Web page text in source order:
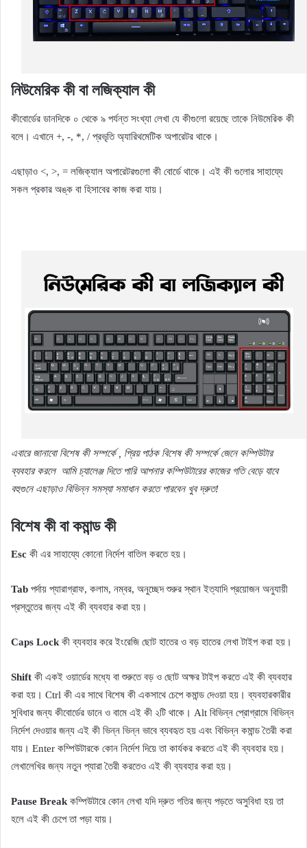
নিউমেরিক কী বা লজিক্যাল কী
কীবোর্ডের ডানদিকে ০ থেকে ৯ পর্যন্ত সংখ্যা লেখা যে কীগুলো রয়েছে তাকে নিউমেরিক কী
বলে। এখানে +, -, *, / প্রভৃতি অ্যারিথমেটিক অপারেটর থাকে।
এছাড়াও <, >, = লজিক্যাল অপারেটরগুলো কী বোর্ডে থাকে। এই কী গুলোর সাহায্যে
সকল প্রকার অঙ্ক বা হিসাবের কাজ করা যায়।
এবারে জানাবো বিশেষ কী সম্পর্কে , প্রিয় পাঠক বিশেষ কী সম্পর্কে জেনে কম্পিউটার
ব্যবহার করলে আমি চ্যালেঞ্জ দিতে পারি আপনার কম্পিউটারের কাজের গতি বেড়ে যাবে
বহুগুনে এছাড়াও বিভিন্ন সমস্যা সমাধান করতে পারবেন খুব দ্রুত!
বিশেষ কী বা কমান্ড কী
Esc কী এর সাহায্যে কোনো নির্দেশ বাতিল করতে হয়।
Tab পর্দায় প্যারাগ্রাফ, কলাম, নম্বর, অনুচ্ছেদ শুরুর স্থান ইত্যাদি প্রয়োজন অনুযায়ী
প্রস্তুতের জন্য এই কী ব্যবহার করা হয়।
Caps Lock কী ব্যবহার করে ইংরেজি ছোট হাতের ও বড় হাতের লেখা টাইপ করা হয়।
Shift কী একই ওয়ার্ডের মধ্যে বা শুরুতে বড় ও ছোট অক্ষর টাইপ করতে এই কী ব্যবহার
করা হয়। Ctrl কী এর সাথে বিশেষ কী একসাথে চেপে কমান্ড দেওয়া হয়। ব্যবহারকারীর
সুবিধার জন্য কীবোর্ডের ডানে ও বামে এই কী ২টি থাকে। Alt বিভিন্ন প্রোগ্রামে বিভিন্ন
নির্দেশ দেওয়ার জন্য এই কী ভিন্ন ভিন্ন ভাবে ব্যবহৃত হয় এবং বিভিন্ন কমান্ড তৈরী করা
যায়। Enter কম্পিউটারকে কোন নির্দেশ দিয়ে তা কার্যকর করতে এই কী ব্যবহার হয়।
লেখালেখির জন্য নতুন প্যারা তৈরী করতেও এই কী ব্যবহার করা হয়।
Pause Break কম্পিউটারে কোন লেখা যদি দ্রুত গতির জন্য পড়তে অসুবিধা হয় তা
হলে এই কী চেপে তা পড়া যায়।